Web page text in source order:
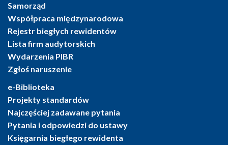
Samorząd
Współpraca międzynarodowa
Rejestr biegłych rewidentów
Lista firm audytorskich
Wydarzenia PIBR
Zgłoś naruszenie
e-Biblioteka
Projekty standardów
Najczęściej zadawane pytania
Pytania i odpowiedzi do ustawy
Księgarnia biegłego rewidenta